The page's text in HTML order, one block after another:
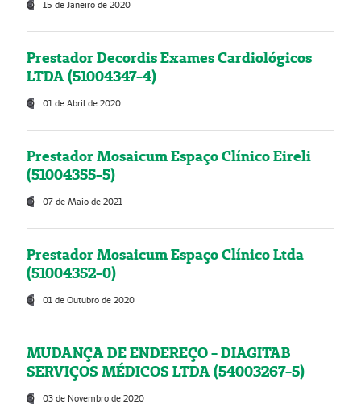
15 de Janeiro de 2020
Prestador Decordis Exames Cardiológicos
LTDA (51004347-4)
01 de Abril de 2020
Prestador Mosaicum Espaço Clínico Eireli
(51004355-5)
07 de Maio de 2021
Prestador Mosaicum Espaço Clínico Ltda
(51004352-0)
01 de Outubro de 2020
MUDANÇA DE ENDEREÇO - DIAGITAB
SERVIÇOS MÉDICOS LTDA (54003267-5)
03 de Novembro de 2020